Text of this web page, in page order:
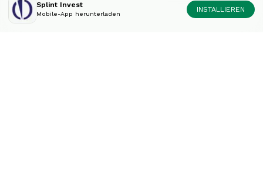
Splint Invest
Mobile-App herunterladen
INSTALLIEREN